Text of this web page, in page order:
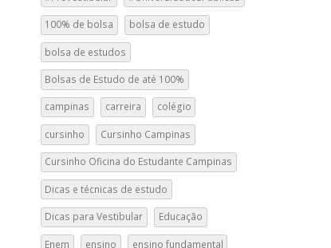
100% de bolsa bolsa de estudo
bolsa de estudos
Bolsas de Estudo de até 100%
campinas carreira colégio
cursinho Cursinho Campinas
Cursinho Oficina do Estudante Campinas
Dicas e técnicas de estudo
Dicas para Vestibular Educação
Enem ensino ensino fundamental